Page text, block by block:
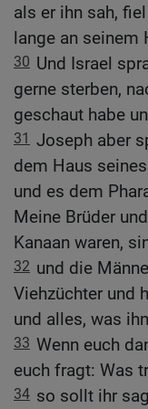
als er ihn sah,
lange an seinem
30 Und Israel
gerne sterben,
geschaut habe
31 Joseph aber
dem Haus
und es dem
Meine Brüder
Kanaan waren,
32 und die
Viehzüchter und
und alles, was
33 Wenn euch
euch fragt: Was
34 so sollt ihr